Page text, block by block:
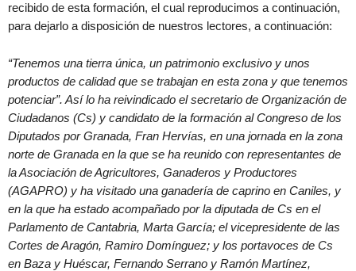
recibido de esta formación, el cual reproducimos a continuación,
para dejarlo a disposición de nuestros lectores, a continuación:
“Tenemos una tierra única, un patrimonio exclusivo y unos
productos de calidad que se trabajan en esta zona y que tenemos
potenciar”. Así lo ha reivindicado el secretario de Organización de
Ciudadanos (Cs) y candidato de la formación al Congreso de los
Diputados por Granada, Fran Hervías, en una jornada en la zona
norte de Granada en la que se ha reunido con representantes de
la Asociación de Agricultores, Ganaderos y Productores
(AGAPRO) y ha visitado una ganadería de caprino en Caniles, y
en la que ha estado acompañado por la diputada de Cs en el
Parlamento de Cantabria, Marta García; el vicepresidente de las
Cortes de Aragón, Ramiro Domínguez; y los portavoces de Cs
en Baza y Huéscar, Fernando Serrano y Ramón Martínez,